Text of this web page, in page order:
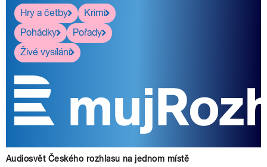
Hry a četby
Krimi
Pohádky
Pořady
Živé vysílání
Audiosvět Českého rozhlasu na jednom místě